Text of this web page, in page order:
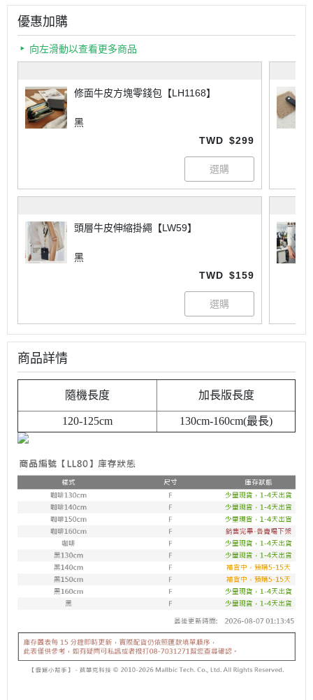
優惠加購
向左滑動以查看更多商品
修面牛皮方塊零錢包【LH1168】
黑
TWD $299
頭層牛皮伸縮掛繩【LW59】
黑
TWD $159
商品詳情
隨機長度 加長版長度
120-125cm 130cm-160cm(最長)